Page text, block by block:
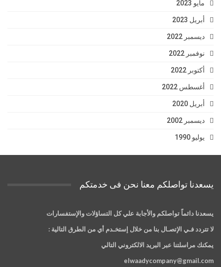
مايو 2023
أبريل 2023
ديسمبر 2022
نوفمبر 2022
أكتوبر 2022
أغسطس 2022
أبريل 2020
ديسمبر 2002
يوليو 1990
يسعدنا تواصلكم معنا نحن فى خدمتكم
يسعدنا دائماً تواصلكم والأجابة علي كل التساؤلات والإستفسارات
لا تتردد فـي الإتصـال بنا من خلال إستخـدم أي من الطرق التالية :
يمكنك مراسلتنا عبر البريد الالكتروني التالي
elwaadycompany@gmail.com